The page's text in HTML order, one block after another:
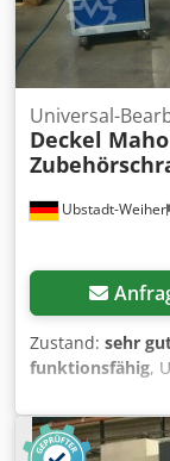
Ubstadt-Weiher
Universal-
Deckel Maho
Zustand: sehr
funktionsfähig,
35M mit
Technische
ShopMill >>